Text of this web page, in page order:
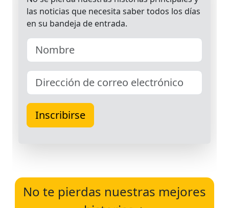
No te pierdas nuestras mejores